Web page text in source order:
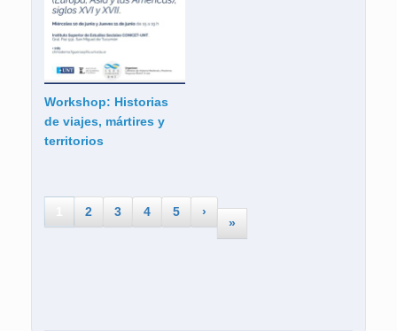
Workshop: Historias
de viajes, mártires y
territorios
2 3 4 5
›
»